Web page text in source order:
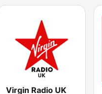
Virgin Radio UK